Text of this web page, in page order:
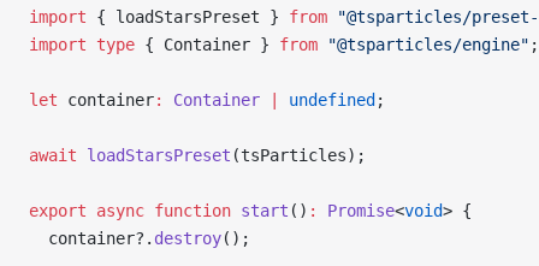
import { loadStarsPreset } from "@tsparticles/
import type { Container } from "@tsparticles/engine" ;
let container: Container undefined ;
await loadStarsPreset (tsParticles);
export async function start () : Promise<void> {
  container?.
destroy();